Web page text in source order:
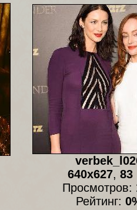
640x627, 83
Просмотров:
Рейтинг: